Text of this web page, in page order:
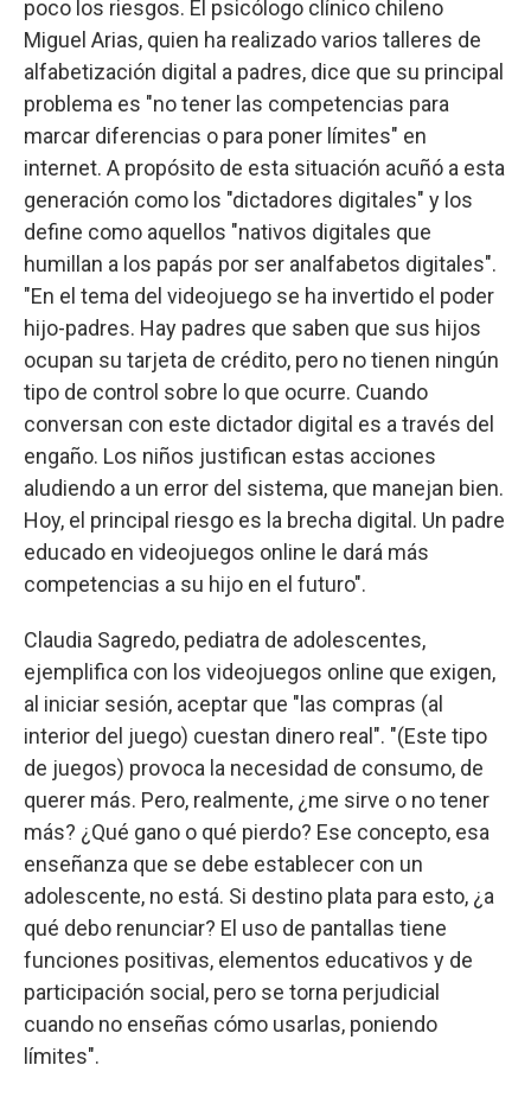
poco los riesgos. El psicólogo clínico chileno
Miguel Arias, quien ha realizado varios talleres de
alfabetización digital a padres, dice que su principal
problema es "no tener las competencias para
marcar diferencias o para poner límites" en
internet. A propósito de esta situación acuñó a esta
generación como los "dictadores digitales" y los
define como aquellos "nativos digitales que
humillan a los papás por ser analfabetos digitales".
"En el tema del videojuego se ha invertido el poder
hijo-padres. Hay padres que saben que sus hijos
ocupan su tarjeta de crédito, pero no tienen ningún
tipo de control sobre lo que ocurre. Cuando
conversan con este dictador digital es a través del
engaño. Los niños justifican estas acciones
aludiendo a un error del sistema, que manejan bien.
Hoy, el principal riesgo es la brecha digital. Un padre
educado en videojuegos online le dará más
competencias a su hijo en el futuro".
Claudia Sagredo, pediatra de adolescentes,
ejemplifica con los videojuegos online que exigen,
al iniciar sesión, aceptar que "las compras (al
interior del juego) cuestan dinero real". "(Este tipo
de juegos) provoca la necesidad de consumo, de
querer más. Pero, realmente, ¿me sirve o no tener
más? ¿Qué gano o qué pierdo? Ese concepto, esa
enseñanza que se debe establecer con un
adolescente, no está. Si destino plata para esto, ¿a
qué debo renunciar? El uso de pantallas tiene
funciones positivas, elementos educativos y de
participación social, pero se torna perjudicial
cuando no enseñas cómo usarlas, poniendo
límites".